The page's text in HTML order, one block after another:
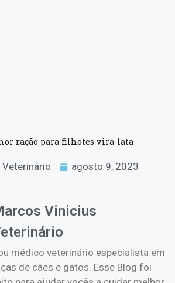
ração para filhotes vira-lata
agosto 9, 2023
Vinicius
médico veterinário especialista em
de cães e gatos. Esse Blog foi